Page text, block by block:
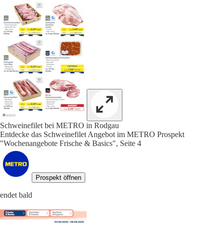
Schweinefilet bei METRO in Rodgau
Entdecke das Schweinefilet Angebot im METRO Prospekt
"Wochenangebote Frische & Basics", Seite 4
Prospekt öffnen
endet bald